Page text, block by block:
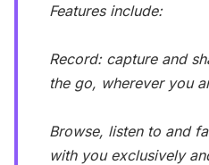
Features include:
Record: capture and
the go, wherever you
Browse, listen to and
with you exclusively